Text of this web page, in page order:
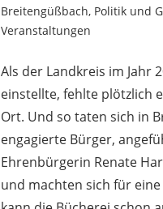
Breitengüßbach, Politik und
Veranstaltungen
Als der Landkreis im Jahr
einstellte, fehlte plötzlich
Ort. Und so taten sich in
engagierte Bürger,
Ehrenbürgerin Renate
und machten sich für